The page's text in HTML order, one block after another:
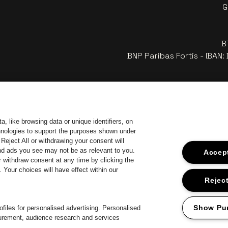
BNP Paribas Fortis -
de website van JupilerGa naar de website van Coca-Cola
Ga naar de
de website van Het logo van Jameson in offwhite
Ga naar de website van Het logo van
Ga naar de
Ga
like browsing data or unique identifiers, on
to support the purposes shown under
All or withdrawing your consent will
ads you see may not be as relevant to you.
consent at any time by clicking the
choices will have effect within our
for personalised advertising. Personalised
audience research and services
Show